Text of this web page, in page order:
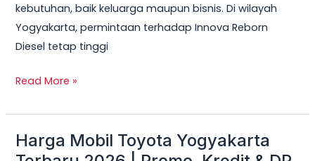
kebutuhan, baik keluarga maupun bisnis. Di wilayah
Yogyakarta, permintaan terhadap Innova Reborn
Diesel tetap tinggi
Read More »
Harga Mobil Toyota Yogyakarta
Harga
Mobil